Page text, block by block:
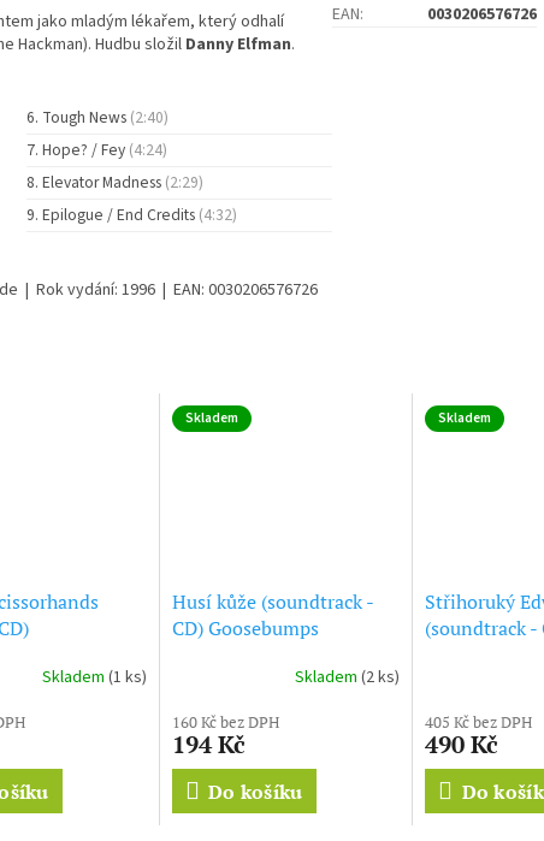
jako mladým lékařem, který odhalí
Hackman). Hudbu složil Danny Elfman.
Tough News (2:40)
Hope? / Fey (4:24)
Elevator Madness (2:29)
Epilogue / End Credits (4:32)
| Rok vydání: 1996 | EAN: 0030206576726
EAN: 0030206576726
Skladem (1 ks)
Skladem
Husí kůže (soundtrack -
CD) Goosebumps
Skladem(2 ks)
160 Kč bez DPH
194 Kč
Do košíku
Skladem
Střihoruký
(soundtrack -
405 Kč bez DPH
490 Kč
Do